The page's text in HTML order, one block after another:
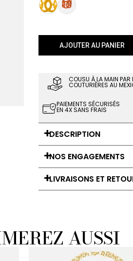
AJOUTER AU PANIER
COUSU À LA MAIN PAR
COUTURIÈRES AU
PAIEMENTS SÉCURISÉS
EN 4X SANS FRAIS
DESCRIPTION
NOS ENGAGEMENTS
LIVRAISONS ET
AUSSI